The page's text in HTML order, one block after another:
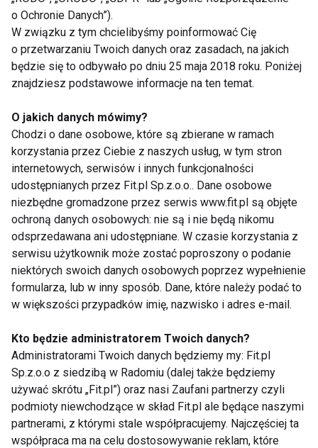
metaboliczne, które odpowiadają za poziom energii
oraz ogólne samopoczucie. W codziennej praktyce
zauważa się również, że suplementy diety są
szczególnie pomocne u osób aktywnych,
narażonych na intensywny wysiłek lub
zwiększonemu stresowi oksydacyjnemu. Dzięki
nowoczesnym formułom preparaty te wyróżniają się
coraz lepszą biodostępnością, co zwiększa
skuteczność ich działania i pozytywnie wpływa na
procesy regeneracyjne organizmu. Warto podkreślić,
że regularne stosowanie suplementów powinno być
przemyślane i dostosowane do realnych potrzeb,
ponieważ ich zadaniem nie jest zastąpienie zdrowej
diety, lecz jej rozsądne uzupełnienie.
suplementów wpływa na
długoterminowe wsparcie
zdrowia i kondycji
Wybór odpowiednich preparatów ma kluczowe
znaczenie dla prawidłowego funkcjonowania
o Ochronie Danych”).
W związku z tym chcielibyśmy poinformować Cię
o przetwarzaniu Twoich danych oraz zasadach, na jakich
będzie się to odbywało po dniu 25 maja 2018 roku. Poniżej
znajdziesz podstawowe informacje na ten temat.
O jakich danych mówimy?
Chodzi o dane osobowe, które są zbierane w ramach
korzystania przez Ciebie z naszych usług, w tym stron
internetowych, serwisów i innych funkcjonalności
udostępnianych przez Fit.pl Sp.z.o.o.. Dane osobowe
niezbędne gromadzone przez serwis www.fit.pl są objęte
ochroną danych osobowych: nie są i nie będą nikomu
odsprzedawana ani udostępniane. W czasie korzystania z
serwisu użytkownik może zostać poproszony o podanie
niektórych swoich danych osobowych poprzez wypełnienie
formularza, lub w inny sposób. Dane, które należy podać to
w większości przypadków imię, nazwisko i adres e-mail.
Kto będzie administratorem Twoich danych?
Administratorami Twoich danych będziemy my: Fit.pl
Sp.z.o.o z siedzibą w Radomiu (dalej także będziemy
używać skrótu „Fit.pl”) oraz nasi Zaufani partnerzy czyli
podmioty niewchodzące w skład Fit.pl ale będące naszymi
partnerami, z którymi stale współpracujemy. Najczęściej ta
współpraca ma na celu dostosowywanie reklam, które